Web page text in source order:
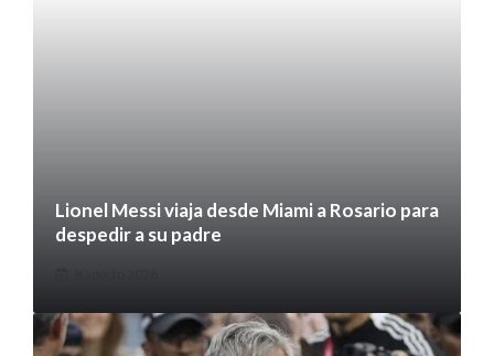
Lionel Messi viaja desde Miami a Rosario para
despedir a su padre